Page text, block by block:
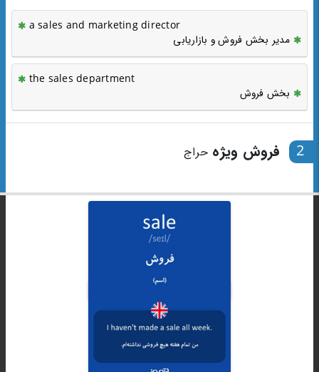
a sales and marketing director
مدیر بخش فروش و بازاریابی
the sales department
بخش فروش
2 فروش ویژه حراج